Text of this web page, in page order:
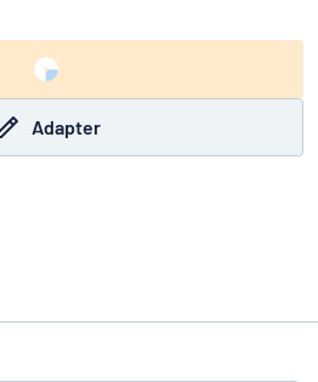
Adapter